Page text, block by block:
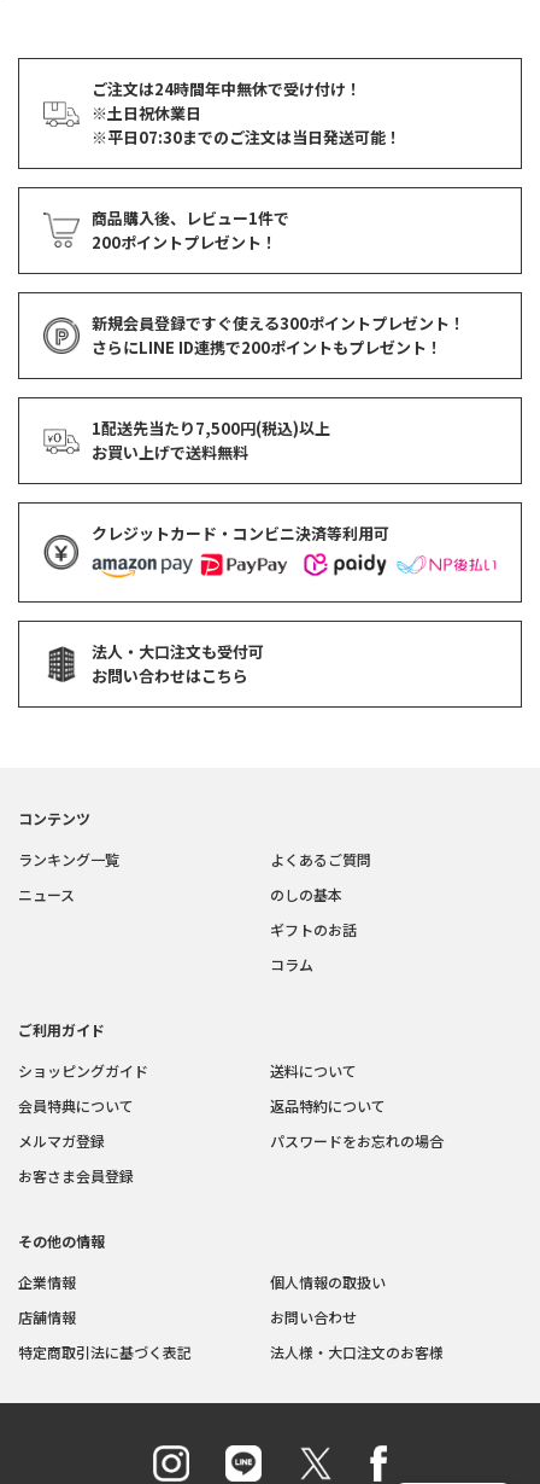
ご注文は24時間年中無休で受け付け！
※土日祝休業日
※平日07:30までのご注文は当日発送可能！
商品購入後、レビュー1件で
200ポイントプレゼント！
新規会員登録ですぐ使える300ポイントプレゼント！
さらにLINE ID連携で200ポイントもプレゼント！
1配送先当たり7,500円(税込)以上
お買い上げで送料無料
クレジットカード・コンビニ決済等利用可
法人・大口注文も受付可
お問い合わせはこちら
コンテンツ
ランキング一覧
ニュース
よくあるご質問
のしの基本
ギフトのお話
コラム
ご利用ガイド
ショッピングガイド
会員特典について
メルマガ登録
お客さま会員登録
送料について
返品特約について
パスワードをお忘れの場合
その他の情報
企業情報
店舗情報
特定商取引法に基づく表記
個人情報の取扱い
お問い合わせ
法人様・大口注文のお客様